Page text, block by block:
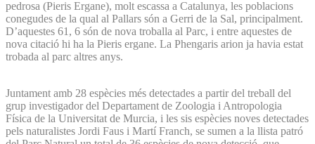
pedrosa (Pieris Ergane), molt escassa a Catalunya, les poblacions
conegudes de la qual al Pallars són a Gerri de la Sal, principalment.
D’aquestes 61, 6 són de nova troballa al Parc, i entre aquestes de
nova citació hi ha la Pieris ergane. La Phengaris arion ja havia estat
trobada al parc altres anys.
Juntament amb 28 espècies més detectades a partir del treball del
grup investigador del Departament de Zoologia i Antropologia
Física de la Universitat de Murcia, i les sis espècies noves detectades
pels naturalistes Jordi Faus i Martí Franch, se sumen a la llista patró